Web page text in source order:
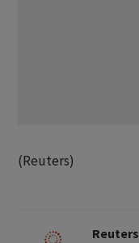
(Reuters)
Reuters